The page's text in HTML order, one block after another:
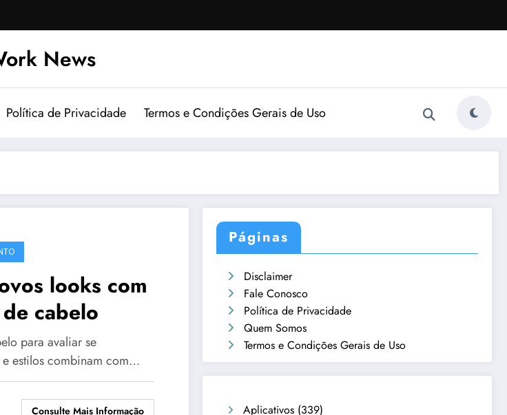
News
Política de Privacidade Termos e Condições Gerais de Uso
looks com
cabelo
para avaliar se
estilos combinam com…
Consulte Mais Informação
Páginas
Disclaimer
Fale Conosco
Política de Privacidade
Quem Somos
Termos e Condições Gerais de Uso
Aplicativos (339)